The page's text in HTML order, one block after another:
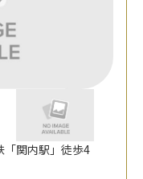
「関内駅」徒歩4